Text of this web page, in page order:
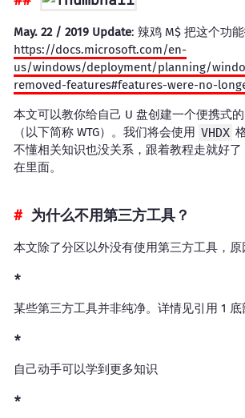
May. 22 / 2019 Update: 辣鸡 M$ 把这个功
https://docs.microsoft.com/en-
us/windows/deployment/planning/
removed-features#features-were-no-
本文可以教你给自己 U 盘创建一个便携式
（以下简称 WTG）。我们将会使用 VHDX
不懂相关知识也没关系，跟着教程走就好
在里面。
为什么不用第三方工具？
本文除了分区以外没有使用第三方工具，原
某些第三方工具并非纯净。详情见引用 1 底
自己动手可以学到更多知识